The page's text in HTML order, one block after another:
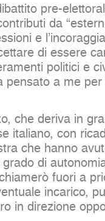
pre-
da
e
di essere
politici e
pensato a me
che deriva in
italiano, con
che hanno
di
fuori a
incarico,
in direzione